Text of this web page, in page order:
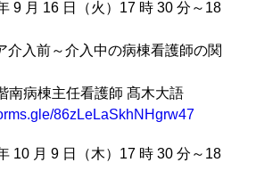
9 月 16 日（火）17 時 30 分～18
介入前～介入中の病棟看護師の関
南病棟主任看護師 髙木大語
86zLeLaSkhNHgrw47
10 月 9 日（木）17 時 30 分～18